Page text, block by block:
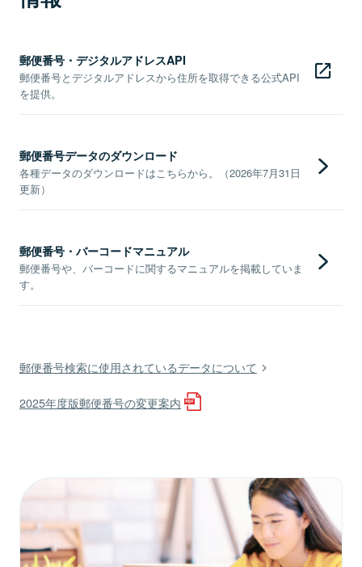
郵便番号・デジタルアドレスAPI
郵便番号とデジタルアドレスから住所を取得できる公式API
を提供。
郵便番号データのダウンロード
各種データのダウンロードはこちらから。（2026年7月31日
更新）
郵便番号・バーコードマニュアル
郵便番号や、バーコードに関するマニュアルを掲載していま
す。
郵便番号検索に使用されているデータについて
2025年度版郵便番号の変更案内